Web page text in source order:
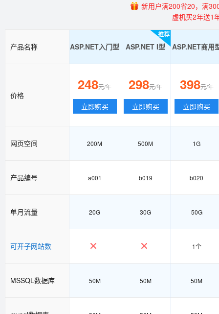
新用户满200省20，满
虚机买2年送1
产品名称 ASP.NET入门型
推荐
ASP.NET I型 ASP.NET商用
价格
248元/年
立即购买
298元/年
立即购买
398元/年
立即购买
网页空间 200M 500M 1G
产品编号 a001 b019 b020
单月流量 20G 30G 50G
可开子网站数 1个
MSSQL数据库 50M 50M 50M